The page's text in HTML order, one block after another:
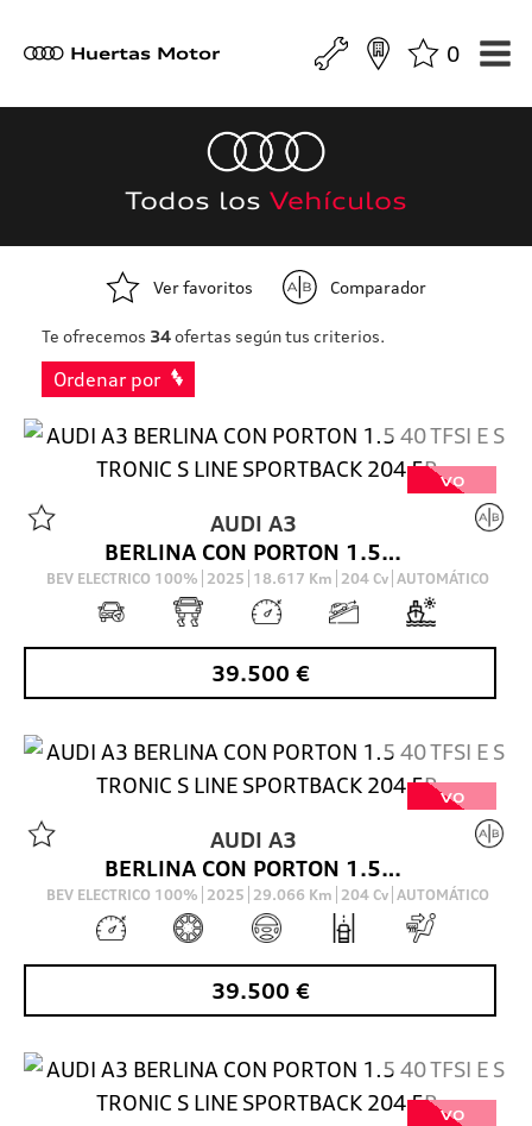
a Huertas Motor 0
Todos los Vehículos
Ver favoritos Comparador
Te ofrecemos 34ofertas según tus criterios.
Ordenar por
VO
AUDI A3
BERLINA CON PORTON 1.5 40 TFSI E S TRONIC S LINE SPORTBACK 204 5P
BEV ELECTRICO 100% 2025 18.617 Km 204 Cv AUTOMÁTICO
39.500 €
VO
AUDI A3
BERLINA CON PORTON 1.5 40 TFSI E S TRONIC S LINE SPORTBACK 204 5P
BEV ELECTRICO 100% 2025 29.066 Km 204 Cv AUTOMÁTICO
39.500 €
VO